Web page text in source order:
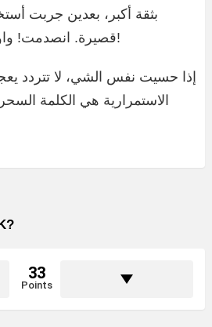
بثقة أكبر، بعدين جربت
قصيرة. انصدمت! واو، كان التجربة مختلفة!
إذا حسيت نفس الشي، لا تتردد
الاستمرارية هي الكلمة
33
Points